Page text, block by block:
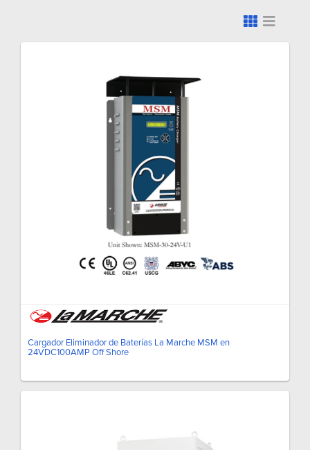
Cargador Eliminador de Baterías La Marche MSM en
24VDC100AMP Off Shore